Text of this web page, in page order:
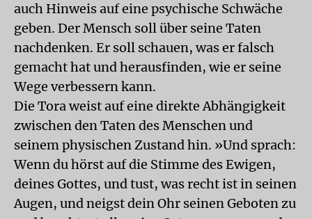
auch Hinweis auf eine psychische Schwäche
geben. Der Mensch soll über seine Taten
nachdenken. Er soll schauen, was er falsch
gemacht hat und herausfinden, wie er seine
Wege verbessern kann.
Die Tora weist auf eine direkte Abhängigkeit
zwischen den Taten des Menschen und
seinem physischen Zustand hin. »Und sprach:
Wenn du hörst auf die Stimme des Ewigen,
deines Gottes, und tust, was recht ist in seinen
Augen, und neigst dein Ohr seinen Geboten zu